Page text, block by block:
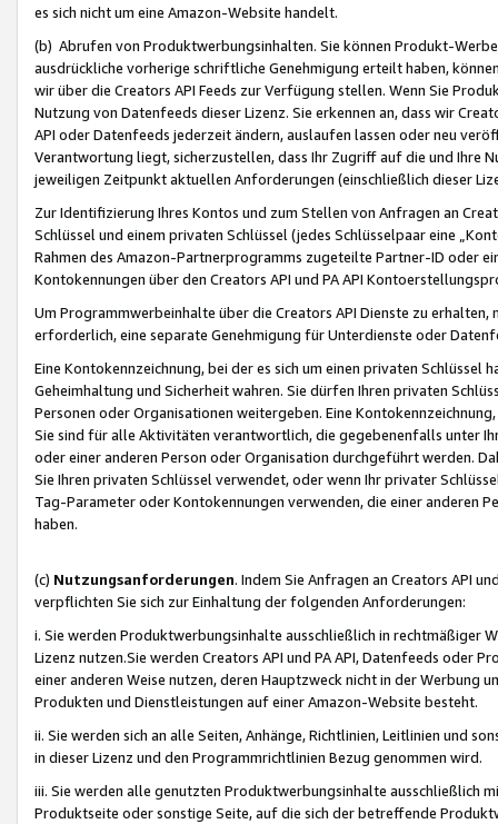
es sich nicht um eine Amazon-Website handelt.
(b) Abrufen von Produktwerbungsinhalten. Sie können Produkt-
ausdrückliche vorherige schriftliche Genehmigung erteilt haben,
wir über die Creators API Feeds zur Verfügung stellen. Wenn Sie
Nutzung von Datenfeeds dieser Lizenz. Sie erkennen an, dass wir
API oder Datenfeeds jederzeit ändern, auslaufen lassen oder neu
Verantwortung liegt, sicherzustellen, dass Ihr Zugriff auf die und Ihre
jeweiligen Zeitpunkt aktuellen Anforderungen (einschließlich dieser
Zur Identifizierung Ihres Kontos und zum Stellen von Anfragen an
Schlüssel und einem privaten Schlüssel (jedes Schlüsselpaar eine
Rahmen des Amazon-Partnerprogramms zugeteilte Partner-ID oder
Kontokennungen über den Creators API und PA API
Um Programmwerbeinhalte über die Creators API Dienste zu
erforderlich, eine separate Genehmigung für Unterdienste oder
Eine Kontokennzeichnung, bei der es sich um einen privaten
Geheimhaltung und Sicherheit wahren. Sie dürfen Ihren privaten
Personen oder Organisationen weitergeben. Eine
Sie sind für alle Aktivitäten verantwortlich, die gegebenenfalls unter
oder einer anderen Person oder Organisation durchgeführt werden.
Sie Ihren privaten Schlüssel verwendet, oder wenn Ihr privater
Tag-Parameter oder Kontokennungen verwenden, die einer anderen
haben.
(c) Nutzungsanforderungen. Indem Sie Anfragen an Creators API
verpflichten Sie sich zur Einhaltung der folgenden Anforderungen:
i. Sie werden Produktwerbungsinhalte ausschließlich in rechtmäßiger
Lizenz nutzen.Sie werden Creators API und PA API, Datenfeeds oder
einer anderen Weise nutzen, deren Hauptzweck nicht in der Werbung
Produkten und Dienstleistungen auf einer Amazon-Website besteht.
ii. Sie werden sich an alle Seiten, Anhänge, Richtlinien, Leitlinien und
in dieser Lizenz und den Programmrichtlinien Bezug genommen wird.
iii. Sie werden alle genutzten Produktwerbungsinhalte ausschließlich
Produktseite oder sonstige Seite, auf die sich der betreffende